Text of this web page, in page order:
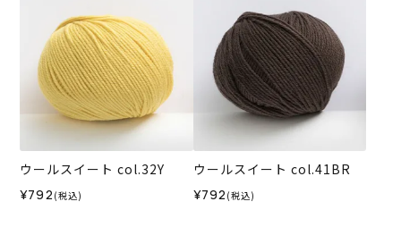
ウールスイート col.32Y
¥792 (税込)
ウールスイート col.41BR
¥792 (税込)